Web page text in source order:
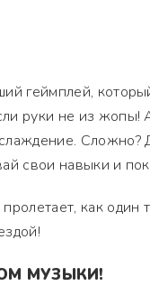
геймплей,
руки не из жопы!
Сложно?
свои навыки и
как один
МУЗЫКИ!